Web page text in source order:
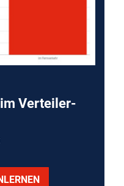
Verteiler-